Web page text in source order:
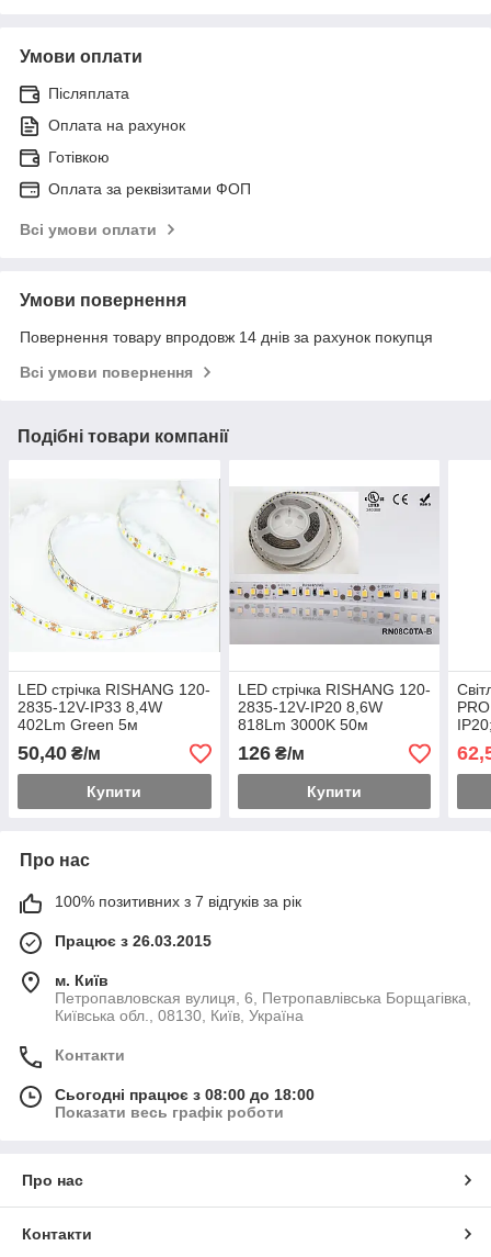
Умови оплати
Післяплата
Оплата на рахунок
Готівкою
Оплата за реквізитами ФОП
Всі умови оплати
Умови повернення
Повернення товару впродовж 14 днів за рахунок покупця
Всі умови повернення
Подібні товари компанії
LED стрічка RISHANG 120-
2835-12V-IP33 8,4W
402Lm Green 5м
(R08C0TA-C-G)
50,40 ₴/м
Купити
LED стрічка RISHANG 120-
2835-12V-IP20 8,6W
818Lm 3000K 50м
(RN08C0TA-B-WW_50)
126₴/м
Купити
Про нас
100% позитивних з 7 відгуків за рік
Працює з 26.03.2015
м. Київ
Петропавловская вулиця, 6, Петропавлівська Борщагівка,
Київська обл., 08130, Київ, Україна
Контакти
Сьогодні працює з 08:00 до 18:00
Показати весь графік роботи
Про нас
Контакти